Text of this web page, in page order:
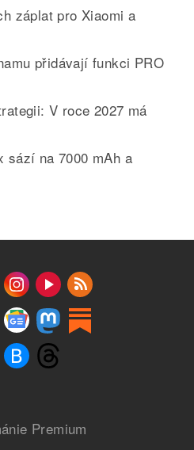
záplat pro Xiaomi a
přidávají funkci PRO
V roce 2027 má
sází na 7000 mAh a
Premium